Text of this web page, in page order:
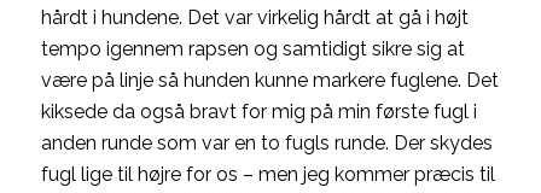
hårdt i hundene. Det var virkelig hårdt at gå i højt
tempo igennem rapsen og samtidigt sikre sig at
være på linje så hunden kunne markere fuglene. Det
kiksede da også bravt for mig på min første fugl i
anden runde som var en to fugls runde. Der skydes
fugl lige til højre for os – men jeg kommer præcis til